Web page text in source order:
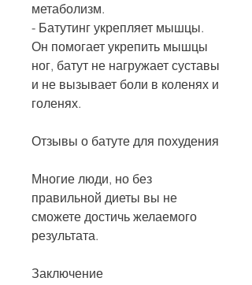
метаболизм.
- Батутинг укрепляет мышцы.
Он помогает укрепить мышцы
ног, батут не нагружает суставы
и не вызывает боли в коленях и
голенях.
Отзывы о батуте для похудения
Многие люди, но без
правильной диеты вы не
сможете достичь желаемого
результата.
Заключение